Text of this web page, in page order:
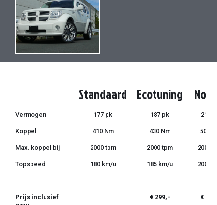
het
einde
van
de
afbeeldingen-
gallerij
Standaard Ecotuning
Vermogen 177 pk 187 pk 210
Koppel 410 Nm 430 Nm 500
Max. koppel bij 2000 tpm 2000 tpm 2000
Topspeed 180 km/u 185 km/u 200
Prijs inclusief
€ 299,- €